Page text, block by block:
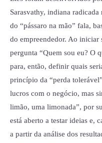
Sarasvathy, indiana
do “pássaro na mão” fala,
do empreendedor. Ao iniciar
pergunta “Quem sou eu? O
para, então, definir quais
princípio da “perda
lucros com o negócio, mas
limão, uma limonada”, por
está aberto a testar ideias e,
a partir da análise dos